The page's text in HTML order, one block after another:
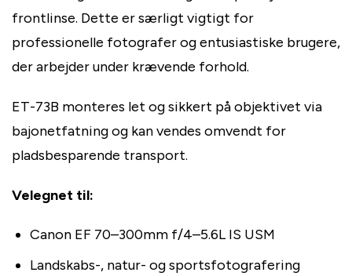
frontlinse. Dette er særligt vigtigt for
professionelle fotografer og entusiastiske brugere,
der arbejder under krævende forhold.
ET-73B monteres let og sikkert på objektivet via
bajonetfatning og kan vendes omvendt for
pladsbesparende transport.
Velegnet til:
Canon EF 70–300mm f/4–5.6L IS USM
Landskabs-, natur- og sportsfotografering